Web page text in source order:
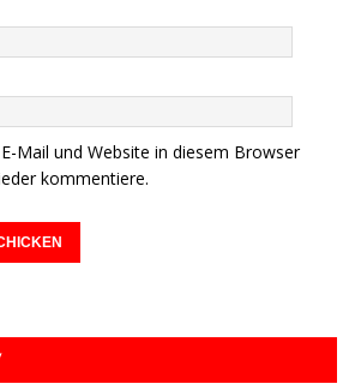
Mail und Website in diesem Browser
kommentiere.